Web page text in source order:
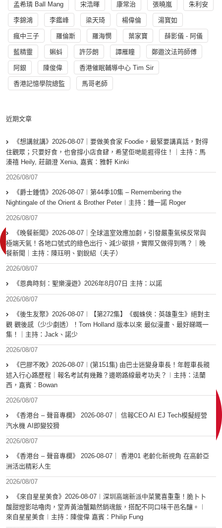
孟希璘 Ball Mang 宋浩暉 康常治 張曉嵐 朱利安
李錦鴻 李鑑峰 梁天琦 楊偉倫 湯寳如
瘋中三子 羅倫斯 羅海憫 葉家寶 薛影儀 - 阿儀
藍精靈 蝌蚪 許莎朗 譚雁瞳 鄭遨汶法筠師傅
阿銀 陳俊偉 香港催眠輔導中心 Tim Sir
香港記憶學院總監 馬哥老師
近期文章
《想講就講》2026-08-07｜要做美食家 Foodie，最緊要講真話，對得
住觀眾；只要好食，也會撐小店食肆，希望佢哋能捱得住！｜主持：馬
溱禧 Heily, 莊韻澄 Xenia, 嘉賓：雅軒 Kinki
2026/08/07
《爵士鍾情》2026-08-07︱第44季10集 – Remembering the
Nightingale of the Orient & Brother Peter︱主持：鍾一諾 Roger
2026/08/07
《晚餐新聞》2026-08-07｜全球溫室效應加劇，引發嚴重氣候反常與
極端天氣！各地口號式的綠色出行、減少碳排，實際又做得到嗎？｜晚
餐新聞｜主持：陳珏明、劉銳紹（夫子）
2026/08/07
《恩典時刻：聖樂漫遊》2026年8月07日 主持：以諾
2026/08/07
《後生友聚》2026-08-07︱【第272集】《蜘蛛俠：英雄重生》絕對主
觀 觀後感（少少劇透）！Tom Holland 版本以來 最似漫畫、最好睇嘅一
集！｜主持：Jack、諾少
2026/08/07
《巴膠不敗》2026-08-07︱(第151集) 由巴士迷變身車長！年輕車長親
述入行心路歷程｜報名考試有幾難？邊啲路線最考功夫？︱主持：法蘭
西，嘉賓︰Bowan
2026/08/07
《香港台 – 聲音專欄》 2026-08-07｜ 信報CEO AI EJ Tech模擬經營
汽水機 AI即變狡猾
2026/08/07
《香港台 – 聲音專欄》 2026-08-07｜ 香港01 老齡化新視角 在高齡亞
洲活出精彩人生
2026/08/07
《來自星星美食》2026-08-07︱深圳高端新派中菜驚喜重重！脆卜卜
酸甜燈影咕嚕肉，堂弄黃油蟹黯然銷魂飯，搭配不同口味干邑名釀。︱
來自星星美食︱主持：陳俊偉 嘉賓：Philip Fung